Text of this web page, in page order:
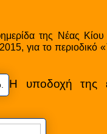
της Νέας Κίου
για το περιοδικό «
Η υποδοχή της